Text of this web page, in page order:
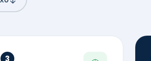
Meio Ambiente
GHG Protocol